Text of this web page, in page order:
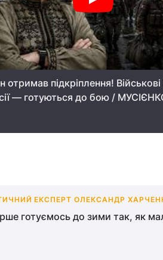
отримав підкріплення!
— готуються до бою /
ЕКСПЕРТ ОЛЕКСАНДР
готуємось до зими так, як